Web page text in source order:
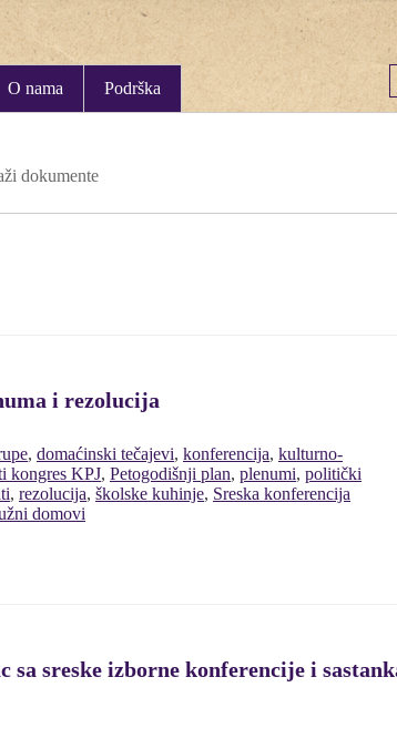
O nama Podrška
dokumente
i rezolucija
, domaćinski tečajevi, konferencija, kulturno-
kongres KPJ, Petogodišnji plan, plenumi, politički
, rezolucija, školske kuhinje, Sreska konferencija
domovi
sa sreske izborne konferencije i